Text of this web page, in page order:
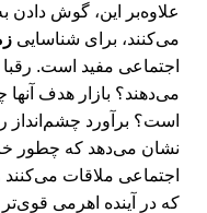
علاوه‌بر این، گوش دادن
می‌کنند، برای شناسایی
اجتماعی مفید است.
می‌دهند؟ بازار هدف
است؟ برآورد چشم‌انداز
نشان می‌دهد که چطور
اجتماعی ملاقات
که در آینده اهرمی